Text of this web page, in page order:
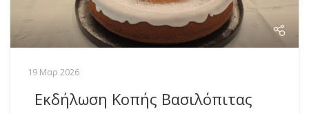
19 Μαρ 2026
Εκδήλωση Κοπής Βασιλόπιτας